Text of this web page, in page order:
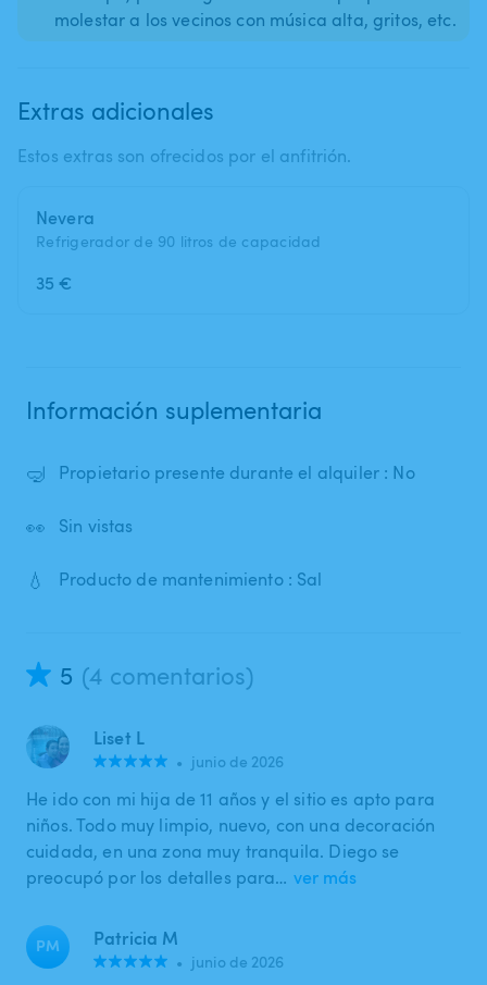
molestar a los vecinos con música alta, gritos, etc.
Extras adicionales
Estos extras son ofrecidos por el anfitrión.
Nevera
Refrigerador de 90 litros de capacidad
35 €
Información suplementaria
🤿 Propietario presente durante el alquiler : No
👀 Sin vistas
💧 Producto de mantenimiento : Sal
5 (4 comentarios)
Liset L
• junio de 2026
He ido con mi hija de 11 años y el sitio es apto para
niños. Todo muy limpio, nuevo, con una decoración
cuidada, en una zona muy tranquila. Diego se
preocupó por los detalles para… ver más
PM Patricia M
• junio de 2026